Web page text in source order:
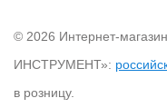
© 2026 Интернет-
ИНСТРУМЕНТ»:
в розницу.